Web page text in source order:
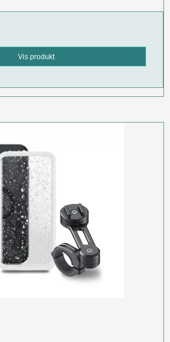
Vis produkt